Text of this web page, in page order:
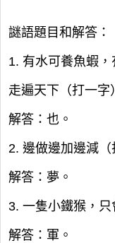
謎語題目和解答：
1. 有水可養魚蝦
走遍天下（打一字）
解答：也。
2. 邊做邊加邊減（
解答：夢。
3. 一隻小鐵猴，只
解答：軍。